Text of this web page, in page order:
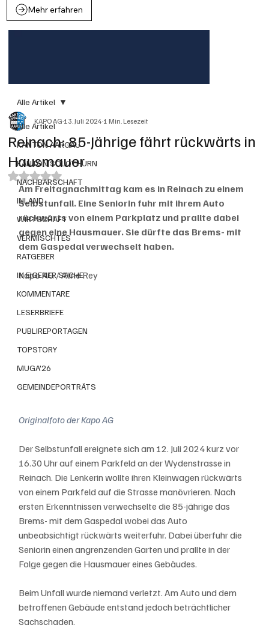
Mehr erfahren
Alle Artikel
KANTON AARGAU
KANTON SOLOTHURN
NACHBARSCHAFT
INLAND
WIRTSCHAFT
VERMISCHTES
RATGEBER
IN EIGENER SACHE
KOMMENTARE
LESERBRIEFE
PUBLIREPORTAGEN
TOPSTORY
MUGA'26
GEMEINDEPORTRÄTS
Alle Artikel
Reinach: 85-Jährige fährt rückwärts in
Hausmauer
KAPO AG13. Juli 20241 Min. Lesezeit
Mit NaN von 5 Sternen bewertet.
Am Freitagnachmittag kam es in Reinach zu einem
Selbstunfall. Eine Seniorin fuhr mit ihrem Auto
rückwärts von einem Parkplatz und prallte dabei
gegen eine Hausmauer. Sie dürfte das Brems- mit
dem Gaspedal verwechselt haben.
Kapo AG / Aline Rey
Originalfoto der Kapo AG
Der Selbstunfall ereignete sich am 12. Juli 2024 kurz vor
16.30 Uhr auf einem Parkfeld an der Wydenstrasse in
Reinach. Die Lenkerin wollte ihren Kleinwagen rückwärts
von einem Parkfeld auf die Strasse manövrieren. Nach
ersten Erkenntnissen verwechselte die 85-jährige das
Brems- mit dem Gaspedal wobei das Auto
unbeabsichtigt rückwärts weiterfuhr. Dabei überfuhr die
Seniorin einen angrenzenden Garten und prallte in der
Folge gegen die Hausmauer eines Gebäudes.
Beim Unfall wurde niemand verletzt. Am Auto und dem
betroffenen Gebäude entstand jedoch beträchtlicher
Sachschaden.